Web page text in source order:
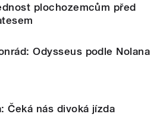
plochozemcům před
Odysseus podle Nolana
Čeká nás divoká jízda